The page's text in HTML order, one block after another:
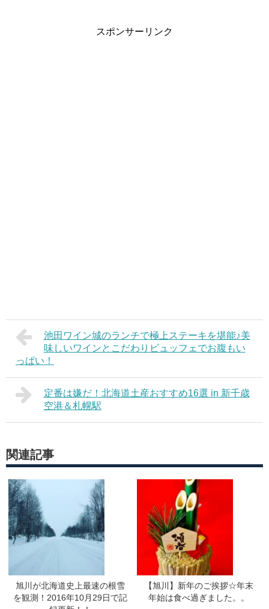
スポンサーリンク
池田ワイン城のランチで極上ステーキを堪能♪美
味しいワインとこだわりビュッフェでお腹もい
っぱい！
定番は嫌だ！北海道土産おすすめ16選 in 新千歳
空港＆札幌駅
関連記事
旭川が北海道史上最速の根雪
を観測！2016年10月29日で記
【旭川】新年のご挨拶☆年末
年始は食べ過ぎました。。